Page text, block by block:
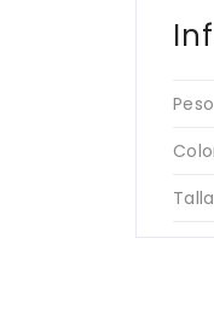
Peso
Talla